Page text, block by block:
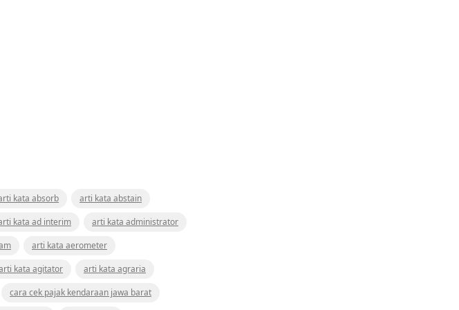
kata absorb
arti kata abstain
kata ad interim
arti kata administrator
arti kata aerometer
kata agitator
arti kata agraria
cara cek pajak kendaraan jawa barat